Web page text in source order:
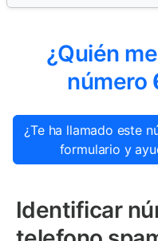
¿Quién
número
¿Te ha llamado este
formulario y
Identificar